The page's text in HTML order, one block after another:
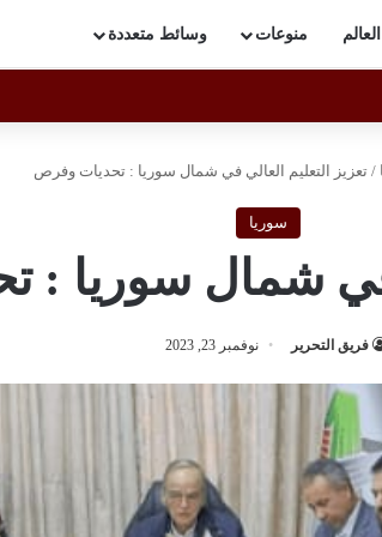
منوعات وسائط متعددة
/ تعزيز التعليم العالي في شمال سوريا : تحديات وفرص
سوريا
في شمال سوريا
فريق التحرير نوفمبر 23, 2023